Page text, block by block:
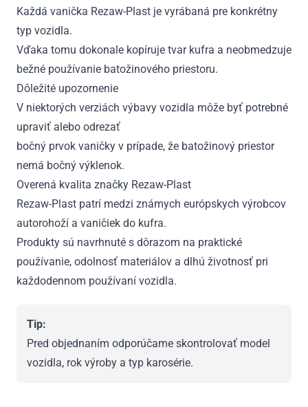
Každá vanička Rezaw-Plast je vyrábaná pre konkrétny
typ vozidla.
Vďaka tomu dokonale kopíruje tvar kufra a neobmedzuje
bežné používanie batožinového priestoru.
Dôležité upozornenie
V niektorých verziách výbavy vozidla môže byť potrebné
upraviť alebo odrezať
bočný prvok vaničky v prípade, že batožinový priestor
nemá bočný výklenok.
Overená kvalita značky Rezaw-Plast
Rezaw-Plast patrí medzi známych európskych výrobcov
autorohoží a vaničiek do kufra.
Produkty sú navrhnuté s dôrazom na praktické
používanie, odolnosť materiálov a dlhú životnosť pri
každodennom používaní vozidla.
Tip:
Pred objednaním odporúčame skontrolovať model
vozidla, rok výroby a typ karosérie.